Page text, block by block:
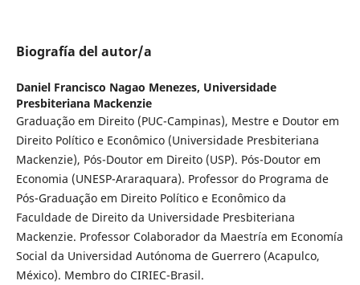
Biografía del autor/a
Daniel Francisco Nagao Menezes, Universidade
Presbiteriana Mackenzie
Graduação em Direito (PUC-Campinas), Mestre e Doutor em
Direito Político e Econômico (Universidade Presbiteriana
Mackenzie), Pós-Doutor em Direito (USP). Pós-Doutor em
Economia (UNESP-Araraquara). Professor do Programa de
Pós-Graduação em Direito Político e Econômico da
Faculdade de Direito da Universidade Presbiteriana
Mackenzie. Professor Colaborador da Maestría em Economía
Social da Universidad Autónoma de Guerrero (Acapulco,
México). Membro do CIRIEC-Brasil.